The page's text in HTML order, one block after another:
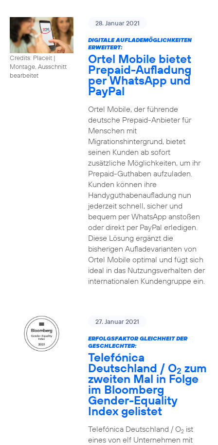
Credits: Placeit |
Montage, Ausschnitt
bearbeitet
28. Januar 2021
DIGITALE AUFLADEMÖGLICHKEITEN
ERWEITERT:
Ortel Mobile bietet
Prepaid-Aufladung
per WhatsApp und
PayPal
Ortel Mobile, der führende
deutsche Prepaid-Anbieter für
Menschen mit
Migrationshintergrund, bietet
seinen Kunden ab sofort
zusätzliche Möglichkeiten, um ihr
Prepaid-Guthaben aufzuladen.
Kunden können ihre
Handyguthabenaufladung nun
jederzeit schnell, sicher und
bequem per WhatsApp anstoßen
oder direkt per PayPal erledigen.
Diese Lösung ergänzt die
bisherigen Aufladevarianten von
Ortel Mobile optimal und fügt sich
ideal in das Nutzungsverhalten der
internationalen Kundengruppe ein.
27. Januar 2021
ERFOLGSFAKTOR GLEICHHEIT DER
GESCHLECHTER:
Telefónica
Deutschland / O2 zum
zweiten Mal in Folge
im Bloomberg
Gender-Equality
Index gelistet
Telefónica Deutschland / O2ist
eines von elf Unternehmen mit